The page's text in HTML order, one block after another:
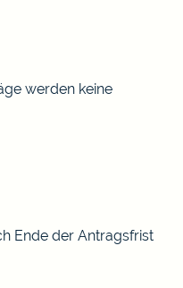
werden keine
Ende der Antragsfrist